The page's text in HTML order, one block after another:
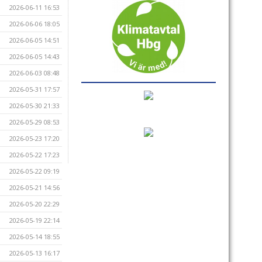
2026-06-11 16:53
2026-06-06 18:05
2026-06-05 14:51
2026-06-05 14:43
2026-06-03 08:48
2026-05-31 17:57
2026-05-30 21:33
2026-05-29 08:53
2026-05-23 17:20
2026-05-22 17:23
2026-05-22 09:19
2026-05-21 14:56
2026-05-20 22:29
2026-05-19 22:14
2026-05-14 18:55
2026-05-13 16:17